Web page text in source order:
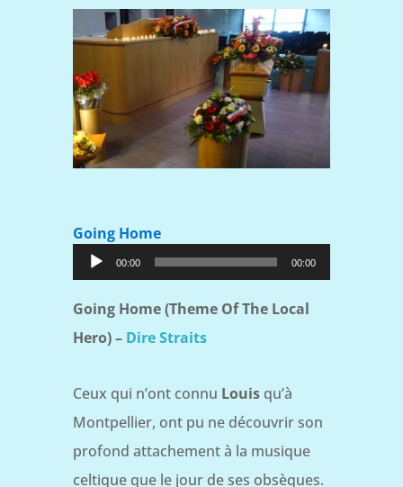
Going Home
Lecteur
audio
00:00 00:00
Going Home (Theme Of The Local
Hero) – Dire Straits
Ceux qui n’ont connu Louisqu’à
Montpellier, ont pu ne découvrir son
profond attachement à la musique
celtique que le jour de ses obsèques.